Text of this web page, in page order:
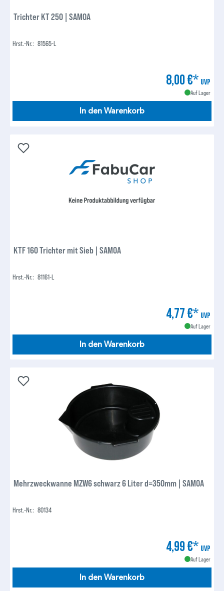
Trichter KT 250 | SAMOA
Hrst.-Nr.: 81565-L
8,00 €* UVP
Auf Lager
In den Warenkorb
KTF 160 Trichter mit Sieb | SAMOA
Hrst.-Nr.: 81161-L
4,77 €* UVP
Auf Lager
In den Warenkorb
Mehrzweckwanne MZW6 schwarz 6 Liter d=350mm | SAMOA
Hrst.-Nr.: 80134
4,99 €* UVP
Auf Lager
In den Warenkorb